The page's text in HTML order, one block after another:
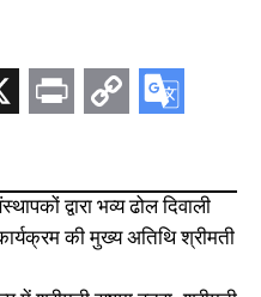
द्वारा भव्य ढोल दिवाली
की मुख्य अतिथि श्रीमती